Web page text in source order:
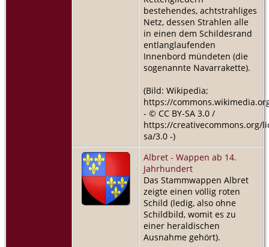
bestehendes, achtstrahliges
Netz, dessen Strahlen alle
in einen dem Schildesrand
entlanglaufenden
Innenbord mündeten (die
sogenannte Navarrakette).
(Bild: Wikipedia;
https://
- © CC BY-SA 3.0 /
https://creativecommons.org/
sa/3.0 -)
Albret - Wappen ab 14.
Jahrhundert
Das Stammwappen Albret
zeigte einen völlig roten
Schild (ledig, also ohne
Schildbild, womit es zu
einer heraldischen
Ausnahme gehört).